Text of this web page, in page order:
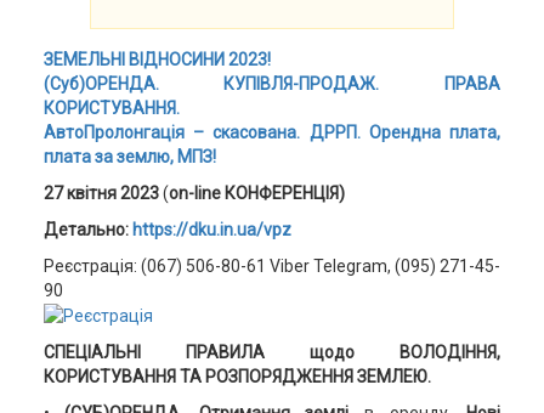
ЗЕМЕЛЬНІ ВІДНОСИНИ 2023!
(Суб)ОРЕНДА. КУПІВЛЯ-ПРОДАЖ. ПРАВА
КОРИСТУВАННЯ.
АвтоПролонгація – скасована. ДРРП. Орендна плата,
плата за землю, МПЗ!
27 квітня 2023(on-line КОНФЕРЕНЦІЯ)
Детально: https://dku.in.ua/vpz
Реєстрація: (067) 506-80-61 Viber Telegram, (095) 271-45-
90
СПЕЦІАЛЬНІ ПРАВИЛА щодо ВОЛОДІННЯ,
КОРИСТУВАННЯ ТА РОЗПОРЯДЖЕННЯ ЗЕМЛЕЮ.